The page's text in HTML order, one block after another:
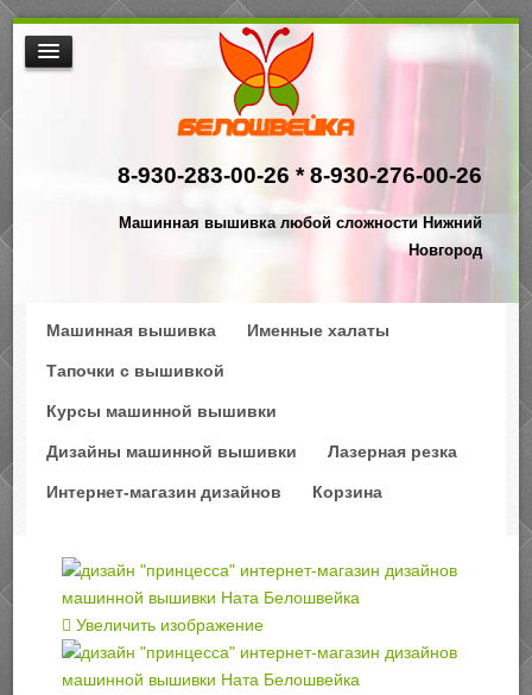
8-930-283-00-26 *8-930-276-00-26
Машинная вышивка любой сложности Нижний
Новгород
МАШИННАЯ ВЫШИВКА
НАША ПРОДУКЦИЯ
$АКЦИИ
Машинная вышивка Именные халаты
Тапочки с вышивкой
Курсы машинной вышивки
Дизайны машинной вышивки Лазерная резка
Интернет-магазин дизайнов Корзина
Увеличить изображение